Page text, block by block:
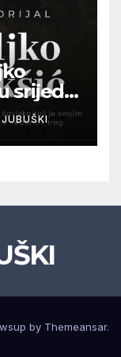
srijedu
by Themeansar.